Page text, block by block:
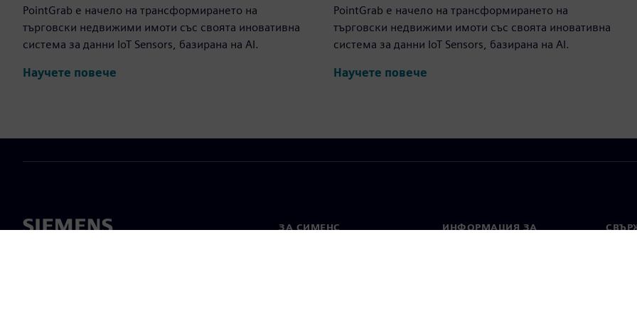
PointGrab е начело на трансформирането на
търговски недвижими имоти със своята иновативна
система за данни IoT Sensors, базирана на AI.
Научете повече
PointGrab е начело на трансформирането на
търговски недвижими имоти със своята иновативна
система за данни IoT Sensors, базирана на AI.
Научете повече
ЗА СИМЕНС
ИНФОРМАЦИЯ ЗА